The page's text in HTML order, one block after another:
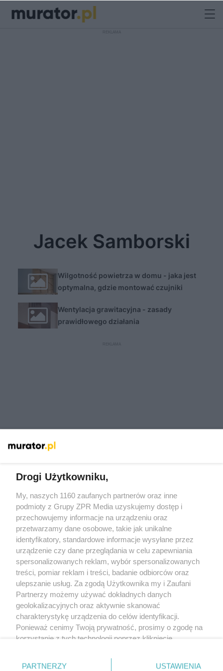
Jacek Samborski
Wilgotność powietrza w domu - jaka jest
optymalna, gdzie montować czujniki
Wentylacja grawitacyjna - zasady
prawidłowego działania
Żaden utwór zamieszczony w serwisie nie może być powielany i
rozpowszechniany lub dalej rozpowszechniany w jakikolwiek sposób
(w tym także elektroniczny lub mechaniczny) na jakimkolwiek polu
eksploatacji w jakiejkolwiek formie, włącznie z umieszczaniem w
Internecie bez pisemnej zgody właściciela praw. Jakiekolwiek użycie
lub wykorzystanie utworów w całości lub w części z naruszeniem
prawa, tzn. bez właściwej zgody, jest zabronione pod groźbą kary i
może być ścigane prawnie.
Drogi Użytkowniku,
My, naszych 1160 zaufanych partnerów oraz inne
podmioty z Grupy ZPR Media uzyskujemy dostęp i
przechowujemy informacje na urządzeniu oraz
przetwarzamy dane osobowe, takie jak unikalne
identyfikatory, standardowe informacje wysyłane przez
urządzenie czy dane przeglądania w celu zapewniania
spersonalizowanych reklam, wybór spersonalizowanych
treści, pomiar reklam i treści, badanie odbiorców oraz
ulepszanie usług. Za zgodą Użytkownika my i Zaufani
Partnerzy możemy używać dokładnych danych
geolokalizacyjnych oraz aktywnie skanować
charakterystykę urządzenia do celów identyfikacji.
Ponieważ cenimy Twoją prywatność, prosimy o zgodę na
korzystanie z tych technologii poprzez kliknięcie
zmienić/wycofać klikając przycisk ustawień prywatności
PARTNERZY USTAWIENIA